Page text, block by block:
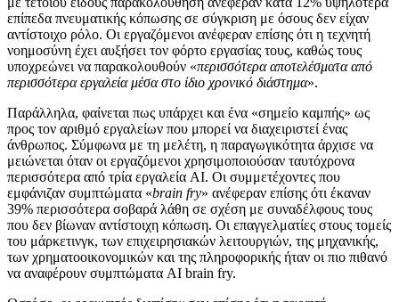
επίπεδα πνευματικής κόπωσης σε σύγκριση με όσους δεν είχαν
αντίστοιχο ρόλο. Οι εργαζόμενοι ανέφεραν επίσης ότι η τεχνητή
νοημοσύνη έχει αυξήσει τον φόρτο εργασίας τους, καθώς τους
υποχρεώνει να παρακολουθούν «περισσότερα αποτελέσματα από
περισσότερα εργαλεία μέσα στο ίδιο χρονικό διάστημα».
Παράλληλα, φαίνεται πως υπάρχει και ένα «σημείο καμπής» ως
προς τον αριθμό εργαλείων που μπορεί να διαχειριστεί ένας
άνθρωπος. Σύμφωνα με τη μελέτη, η παραγωγικότητα άρχισε να
μειώνεται όταν οι εργαζόμενοι χρησιμοποιούσαν ταυτόχρονα
περισσότερα από τρία εργαλεία AI. Οι συμμετέχοντες που
εμφάνιζαν συμπτώματα «brain fry» ανέφεραν επίσης ότι έκαναν
39% περισσότερα σοβαρά λάθη σε σχέση με συναδέλφους τους
που δεν βίωναν αντίστοιχη κόπωση. Οι επαγγελματίες στους τομείς
του μάρκετινγκ, των επιχειρησιακών λειτουργιών, της μηχανικής,
των χρηματοοικονομικών και της πληροφορικής ήταν οι πιο πιθανό
να αναφέρουν συμπτώματα AI brain fry.